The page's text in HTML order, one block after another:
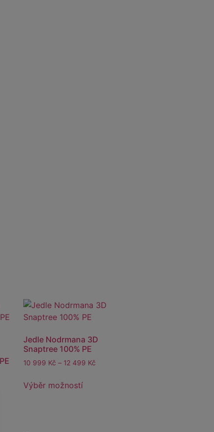
Jedle Nodrmana 3D
Snaptree 100% PE
10 999 Kč – 12 499 Kč
Výběr možností